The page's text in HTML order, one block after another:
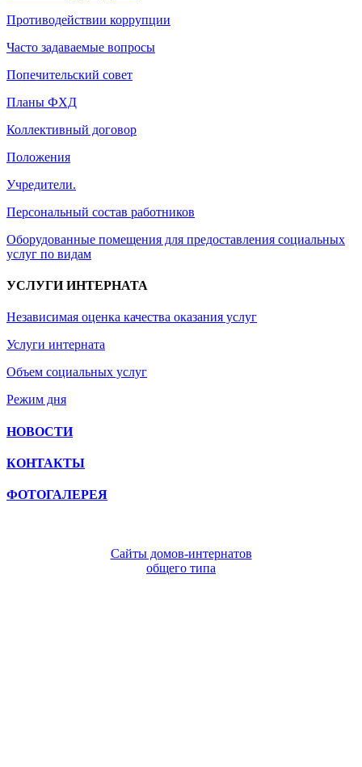
Противодействии коррупции
Часто задаваемые вопросы
Попечительский совет
Планы ФХД
Коллективный договор
Положения
Учредители.
Персональный состав работников
Оборудованные помещения для предоставления социальных
услуг по видам
УСЛУГИ ИНТЕРНАТА
Независимая оценка качества оказания услуг
Услуги интерната
Объем социальных услуг
Режим дня
НОВОСТИ
КОНТАКТЫ
ФОТОГАЛЕРЕЯ
Сайты домов-интернатов
общего типа